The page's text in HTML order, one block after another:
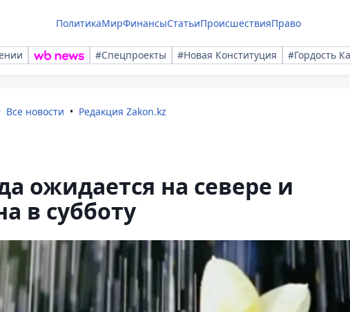
ПолитикаМирФинансыСтатьиПроисшествияПраво
#Спецпроекты #Новая Конституция #Гордость
Все новости Редакция Zakon.kz
ожидается на севере и
в субботу